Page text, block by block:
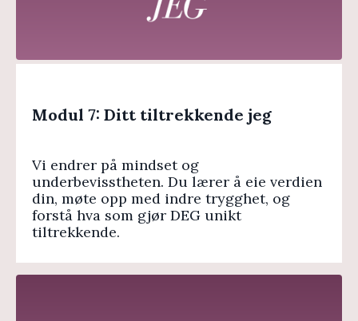
Modul 7: Ditt tiltrekkende jeg
Vi endrer på mindset og
underbevisstheten. Du lærer å eie verdien
din, møte opp med indre trygghet, og
forstå hva som gjør DEG unikt
tiltrekkende.